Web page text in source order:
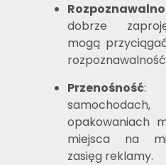
dobrze
mogą
Przenośność:
opakowaniach
miejsca na
zasięg reklamy.